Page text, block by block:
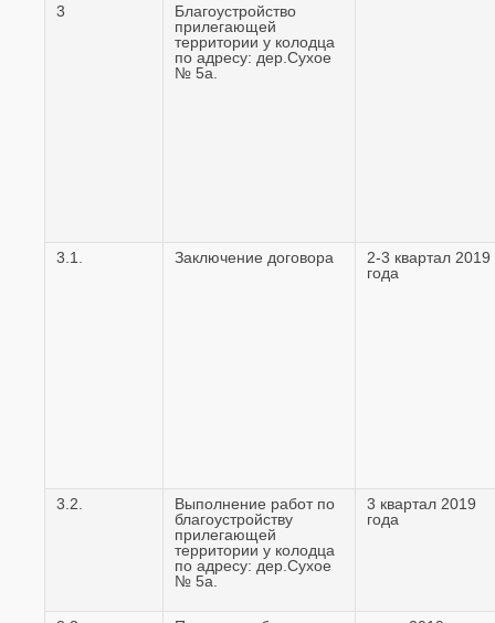
3
Благоустройство
прилегающей
территории у колодца
по адресу: дер.Сухое
№ 5а.
3.1. Заключение договора
2-3 квартал 2019
года
3.2.
Выполнение работ по
благоустройству
прилегающей
территории у колодца
по адресу: дер.Сухое
№ 5а.
3 квартал 2019
года